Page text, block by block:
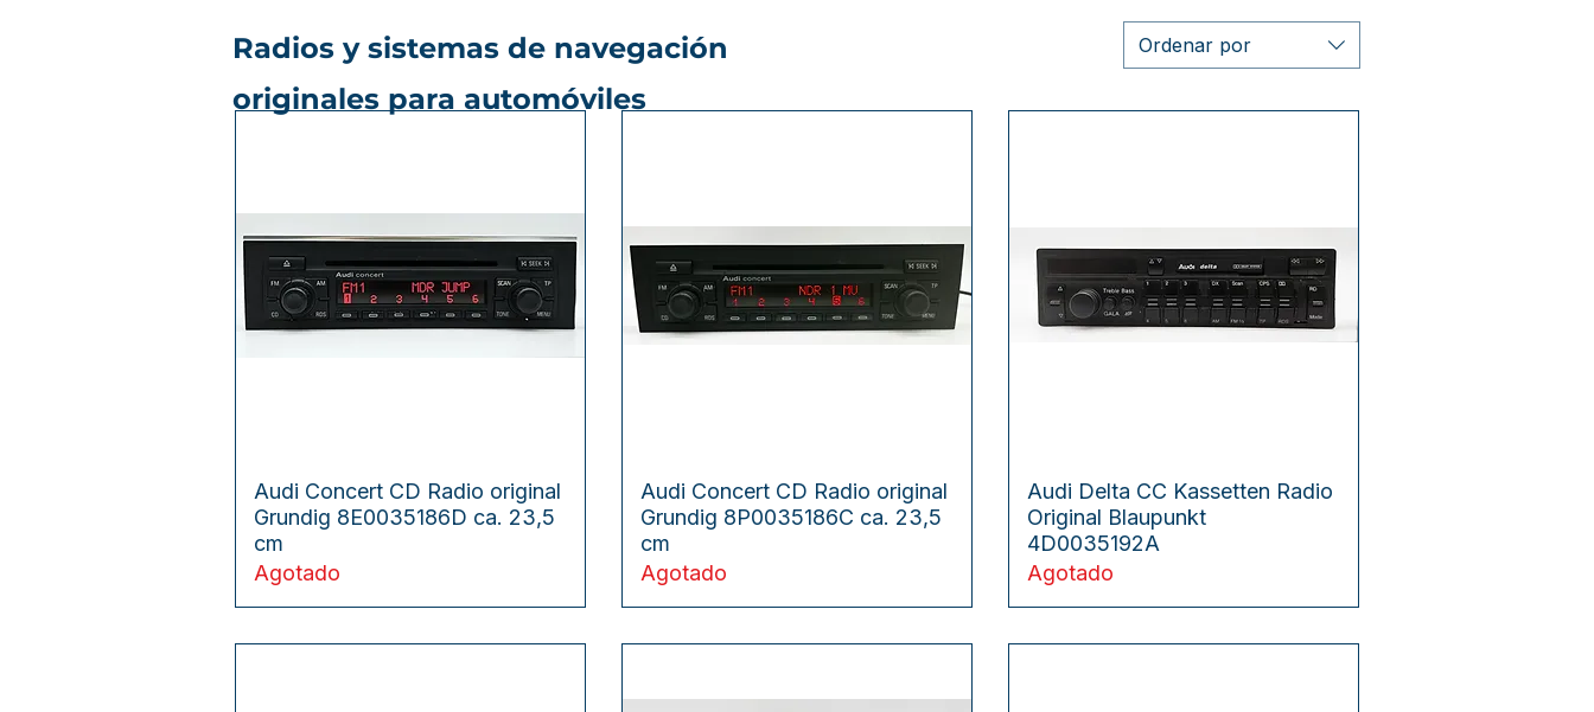
Radios y sistemas de navegación
originales para automóviles
Ordenar por
Vista rápida
Audi Concert CD Radio original
Grundig 8E0035186D ca. 23,5
cm
Agotado
Vista rápida
Audi Concert CD Radio original
Grundig 8P0035186C ca. 23,5
cm
Agotado
Vista rápida
Audi Delta CC Kassetten Radio
Original Blaupunkt
4D0035192A
Agotado